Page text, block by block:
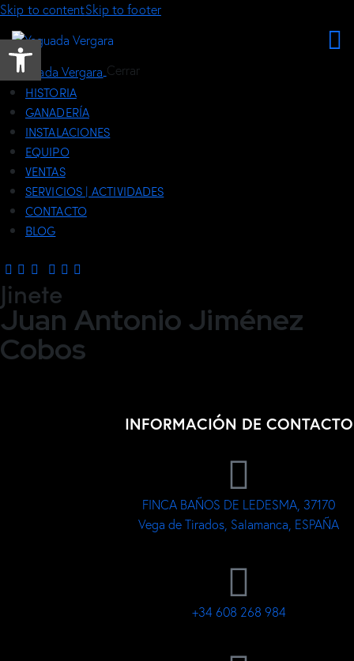
Skip to contentSkip to footer
Cerrar
HISTORIA
GANADERÍA
INSTALACIONES
EQUIPO
VENTAS
SERVICIOS | ACTIVIDADES
CONTACTO
BLOG
Jinete
Juan Antonio Jiménez
Cobos
INFORMACIÓN DE CONTACTO
FINCA BAÑOS DE LEDESMA, 37170
Vega de Tirados, Salamanca, ESPAÑA
+34 608 268 984
Abrir barra de herramientas